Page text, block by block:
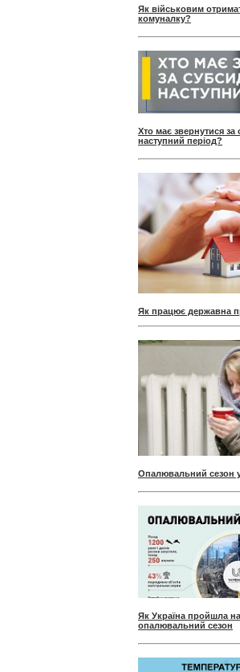
Як військовим
комуналку?
Хто має звернутися за
наступний період?
Як працює державна
Опалювальний сезон
Як Україна пройшла
опалювальний сезон